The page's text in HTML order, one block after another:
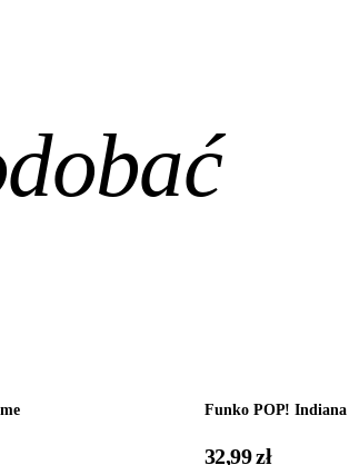
Funko POP! Indiana
32,99 zł